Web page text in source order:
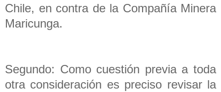
Chile, en contra de la Compañía Minera
Maricunga.
Segundo: Como cuestión previa a toda
otra consideración es preciso revisar la